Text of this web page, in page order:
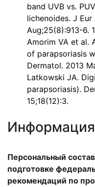
band UVB vs.
lichenoides. J Eur
Aug;25(8):913-6.
Amorim VA et al.
of parapsoriasis
Dermatol. 2013
Latkowski JA.
parapsoriasis).
15;18(12):3.
Информация
Персональный
подготовке
рекомендаций по